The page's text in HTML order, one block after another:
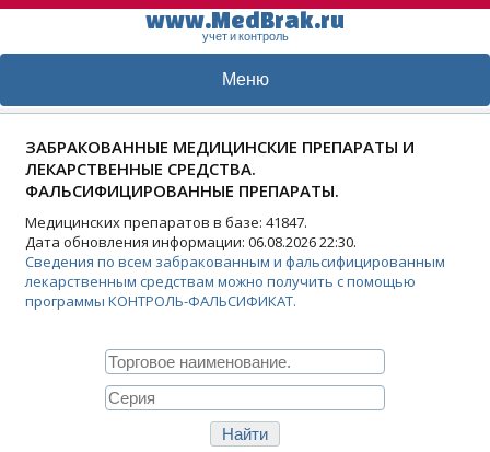
www.MedBrak.ru
учет и контроль
Меню
ЗАБРАКОВАННЫЕ МЕДИЦИНСКИЕ ПРЕПАРАТЫ И
ЛЕКАРСТВЕННЫЕ СРЕДСТВА.
ФАЛЬСИФИЦИРОВАННЫЕ ПРЕПАРАТЫ.
Медицинских препаратов в базе: 41847.
Дата обновления информации: 06.08.2026 22:30.
Сведения по всем забракованным и фальсифицированным
лекарственным средствам можно получить с помощью
программы КОНТРОЛЬ-ФАЛЬСИФИКАТ.